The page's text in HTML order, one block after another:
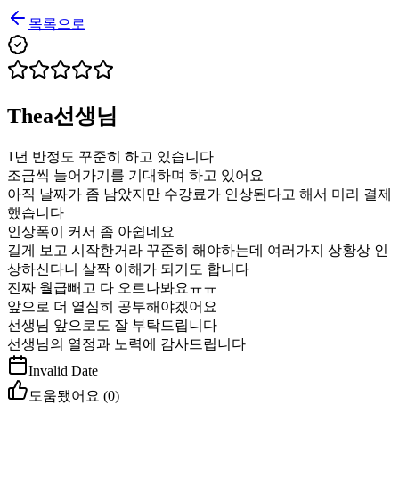
목록으로
Thea선생님
1년 반정도 꾸준히 하고 있습니다
조금씩 늘어가기를 기대하며 하고 있어요
아직 날짜가 좀 남았지만 수강료가 인상된다고 해서 미리 결제
했습니다
인상폭이 커서 좀 아쉽네요
길게 보고 시작한거라 꾸준히 해야하는데 여러가지 상황상 인
상하신다니 살짝 이해가 되기도 합니다
진짜 월급빼고 다 오르나봐요ㅠㅠ
앞으로 더 열심히 공부해야겠어요
선생님 앞으로도 잘 부탁드립니다
선생님의 열정과 노력에 감사드립니다
Invalid Date
도움됐어요 (0)